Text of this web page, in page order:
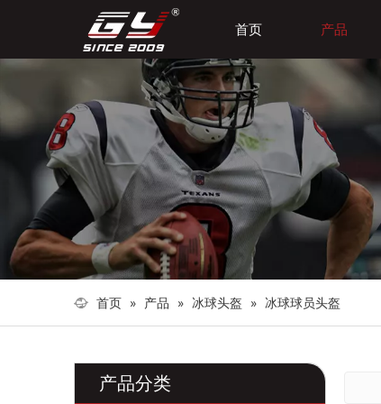
首页 产品
首页 » 产品 » 冰球头盔 » 冰球球员头盔
产品分类